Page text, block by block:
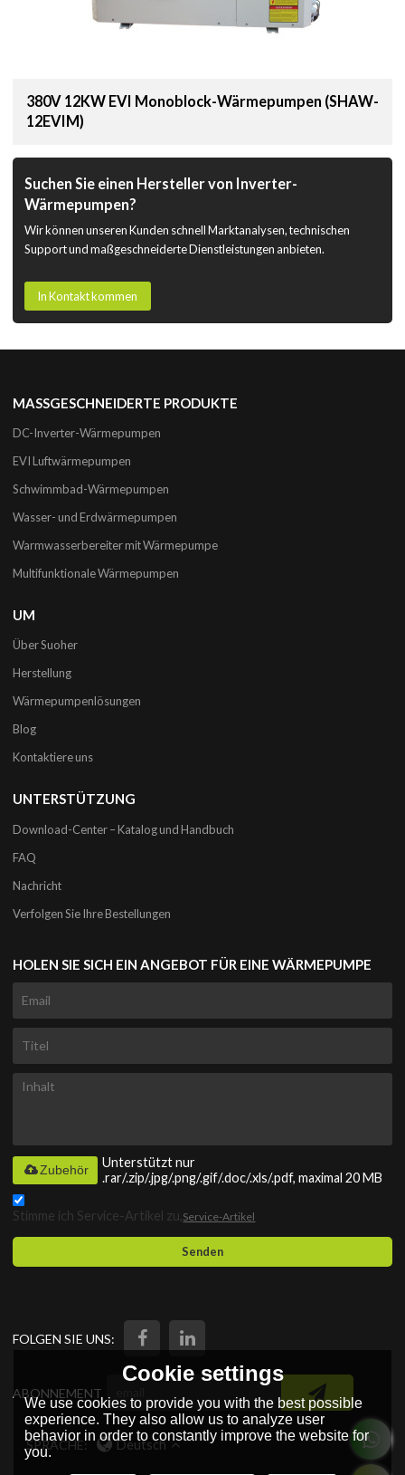
380V 12KW EVI Monoblock-Wärmepumpen (SHAW-
12EVIM)
Suchen Sie einen Hersteller von Inverter-
Wärmepumpen?
Wir können unseren Kunden schnell Marktanalysen, technischen
Support und maßgeschneiderte Dienstleistungen anbieten.
In Kontakt kommen
MASSGESCHNEIDERTE PRODUKTE
DC-Inverter-Wärmepumpen
EVI Luftwärmepumpen
Schwimmbad-Wärmepumpen
Wasser- und Erdwärmepumpen
Warmwasserbereiter mit Wärmepumpe
Multifunktionale Wärmepumpen
UM
Über Suoher
Herstellung
Wärmepumpenlösungen
Blog
Kontaktiere uns
UNTERSTÜTZUNG
Download-Center – Katalog und Handbuch
FAQ
Nachricht
Verfolgen Sie Ihre Bestellungen
HOLEN SIE SICH EIN ANGEBOT FÜR EINE WÄRMEPUMPE
Unterstützt nur
.rar/.zip/.jpg/.png/.gif/.doc/.xls/.pdf, maximal 20 MB
Zubehör
Stimme ich Service-Artikel zu, Service-Artikel
Senden
FOLGEN SIE UNS:
ABONNEMENT
SPRACHE: Deutsch
Cookie settings
We use cookies to provide you with the best possible
experience. They also allow us to analyze user
behavior in order to constantly improve the website for
you.